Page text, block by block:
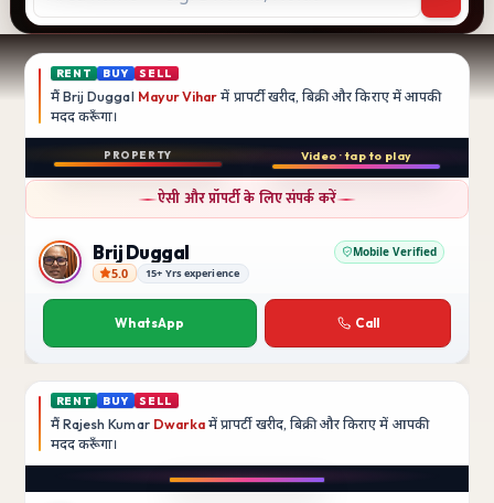
RENT BUY SELL
मैं Brij Duggal Mayur Vihar में प्रापर्टी खरीद, बिक्री और किराए में आपकी
मददकरूँगा।
PROPERTY
बिक्री
3 BHK
Mayur Vihar
₹1.5 Crore
Video · tap to play
Instagram
ऐसी और प्रॉपर्टी के लिए संपर्क करें
Brij Duggal
Brij Duggal Mobile Verified
5.0 15+ Yrs experience
WhatsApp Call
RENT BUY SELL
मैं Rajesh Kumar Dwarka में प्रापर्टी खरीद, बिक्री और किराए में आपकी
मददकरूँगा।